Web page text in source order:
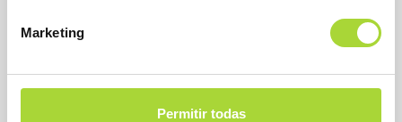
Marketing
Permitir todas